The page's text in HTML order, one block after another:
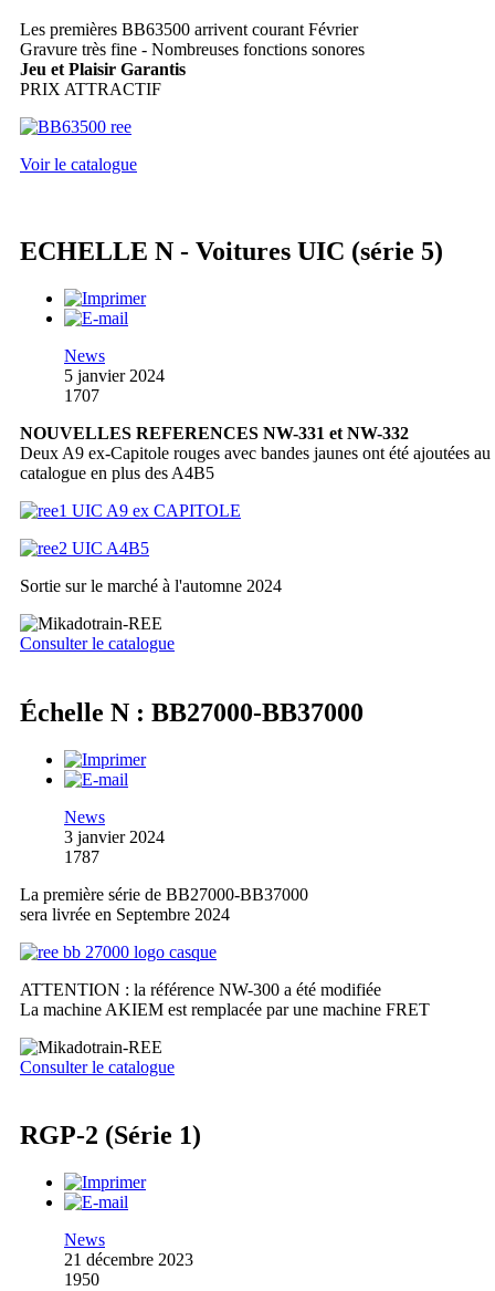
Les premières BB63500 arrivent courant Février
Gravure très fine - Nombreuses fonctions sonores
Jeu et Plaisir Garantis
PRIX ATTRACTIF
Voir le catalogue
ECHELLE N - Voitures UIC (série 5)
News
5 janvier 2024
1707
NOUVELLES REFERENCES NW-331 et NW-332
Deux A9 ex-Capitole rouges avec bandes jaunes ont été ajoutées au
catalogue en plus des A4B5
Sortie sur le marché à l'automne 2024
Consulter le catalogue
Échelle N : BB27000-BB37000
News
3 janvier 2024
1787
La première série de BB27000-BB37000
sera livrée en Septembre 2024
ATTENTION : la référence NW-300 a été modifiée
La machine AKIEM est remplacée par une machine FRET
Consulter le catalogue
RGP-2 (Série 1)
News
21 décembre 2023
1950